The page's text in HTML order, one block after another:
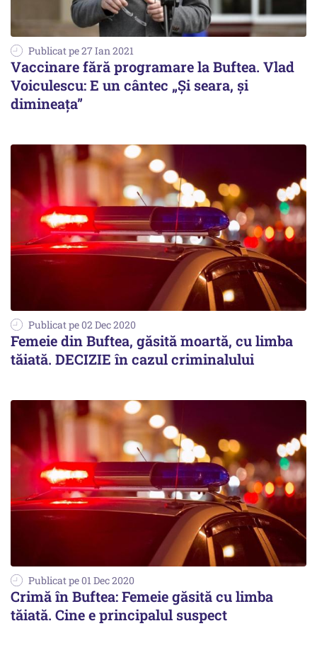
Publicat pe 27 Ian 2021
Vaccinare fără programare la Buftea. Vlad
Voiculescu: E un cântec „Și seara, și
dimineața”
Publicat pe 02 Dec 2020
Femeie din Buftea, găsită moartă, cu limba
tăiată. DECIZIE în cazul criminalului
Publicat pe 01 Dec 2020
Crimă în Buftea: Femeie găsită cu limba
tăiată. Cine e principalul suspect